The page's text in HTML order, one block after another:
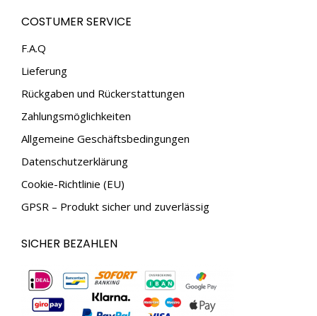
opens
in
window
opens
window
COSTUMER SERVICE
F.A.Q
Lieferung
Rückgaben und Rückerstattungen
Zahlungsmöglichkeiten
Allgemeine Geschäftsbedingungen
Datenschutzerklärung
Cookie-Richtlinie (EU)
GPSR – Produkt sicher und zuverlässig
SICHER BEZAHLEN